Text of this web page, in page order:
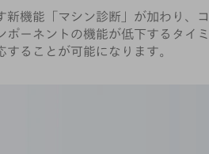
機能「マシン診断」が加わり、
ーネントの機能が低下するタイ
することが可能になります。